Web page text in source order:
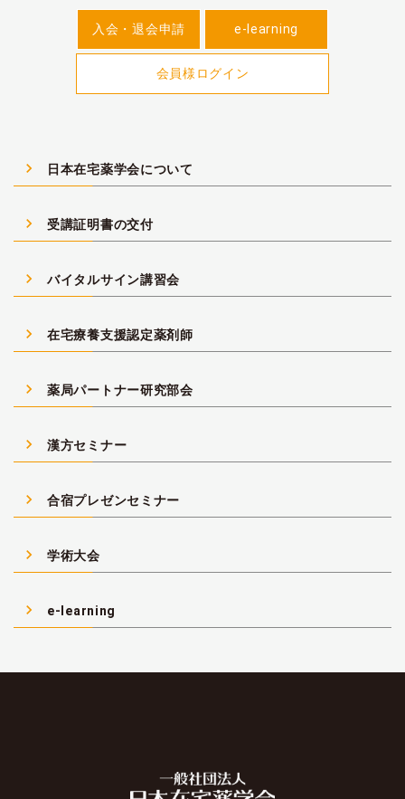
入会・退会申請 e-learning
会員様ログイン
navigate_next 日本在宅薬学会について
navigate_next 受講証明書の交付
navigate_next バイタルサイン講習会
navigate_next 在宅療養支援認定薬剤師
navigate_next 薬局パートナー研究部会
navigate_next 漢方セミナー
navigate_next 合宿プレゼンセミナー
navigate_next 学術大会
navigate_next e-learning